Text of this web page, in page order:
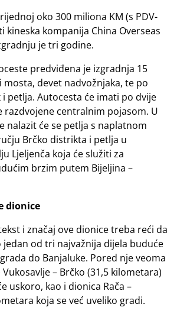
oko 300 miliona KM (s PDV-
kineska kompanija China Overseas
je tri godine.
predviđena je izgradnja 15
devet nadvožnjaka, te po
petlja. Autocesta će imati po dvije
razdvojene centralnim pojasom. U
nalazit će se petlja s naplatnom
Brčko distrikta i petlja u
Ljeljenča koja će služiti za
brzim putem Bijeljina –
dionice
i značaj ove dionice treba reći da
jedan od tri najvažnija dijela buduće
do Banjaluke. Pored nje veoma
– Brčko (31,5 kilometara)
uskoro, kao i dionica Rača –
koja se već uveliko gradi.